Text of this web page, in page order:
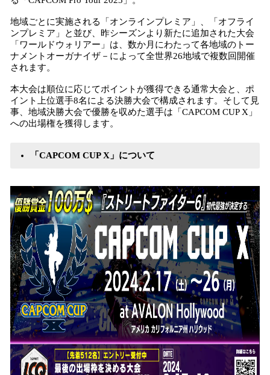
地域ごとに実施される「オンラインプレミア」、「オフライ
ンプレミア」と並び、昨シーズンより新たに追加された大会
「ワールドウォリアー」は、数か月にわたって各地域のトー
ナメントオーガナイザ－によって全世界26地域で複数回開催
されます。
本大会は順位に応じてポイントが獲得できる通常大会と、ポ
イント上位選手8名による決勝大会で構成されます。そして見
事、地域決勝大会で優勝を収めた選手は「CAPCOM CUP X」
への出場権を獲得します。
「CAPCOM CUP X」について